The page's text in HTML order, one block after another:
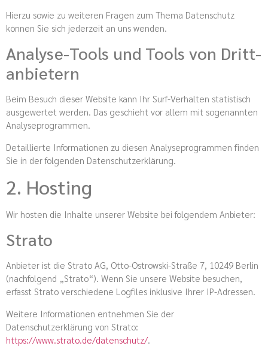
Hierzu sowie zu weiteren Fragen zum Thema Datenschutz
können Sie sich jederzeit an uns wenden.
Analyse-Tools und Tools von Dritt­
anbietern
Beim Besuch dieser Website kann Ihr Surf-Verhalten statistisch
ausgewertet werden. Das geschieht vor allem mit sogenannten
Analyseprogrammen.
Detaillierte Informationen zu diesen Analyseprogrammen finden
Sie in der folgenden Datenschutzerklärung.
2. Hosting
Wir hosten die Inhalte unserer Website bei folgendem Anbieter:
Strato
Anbieter ist die Strato AG, Otto-Ostrowski-Straße 7, 10249 Berlin
(nachfolgend „Strato“). Wenn Sie unsere Website besuchen,
erfasst Strato verschiedene Logfiles inklusive Ihrer IP-Adressen.
Weitere Informationen entnehmen Sie der
Datenschutzerklärung von Strato:
https://www.strato.de/datenschutz/.